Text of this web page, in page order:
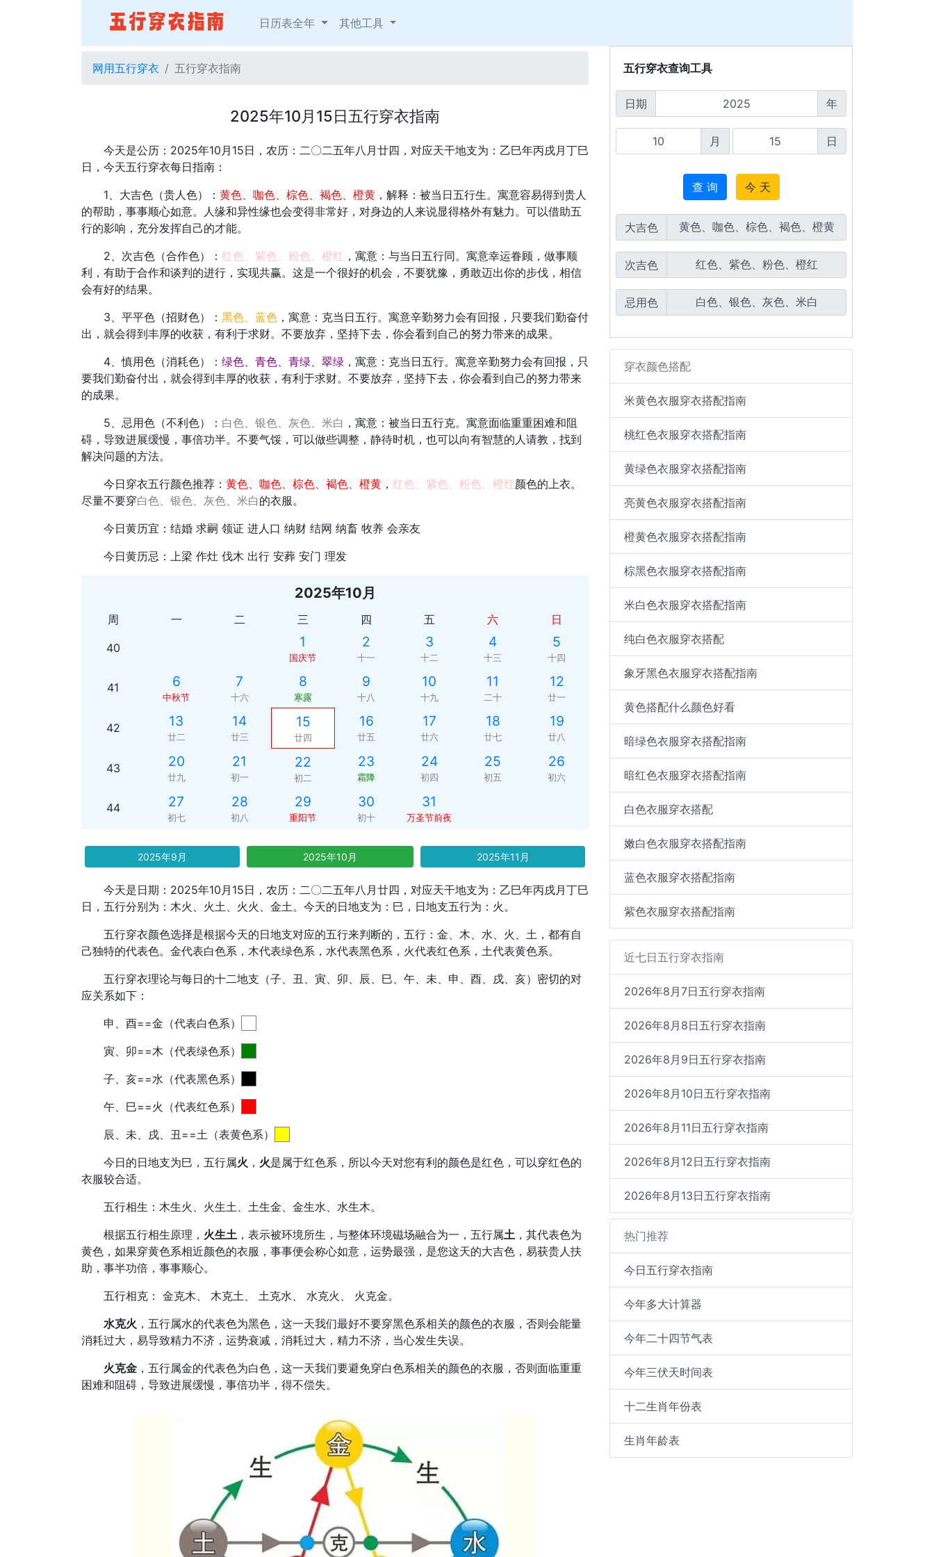
日历表全年 其他工具
网用五行穿衣 五行穿衣指南
2025年10月15日五行穿衣指南
今天是公历：2025年10月15日，农历：二〇二五年八月廿四，对应天干地支为：乙巳年丙戌月丁巳
日，今天五行穿衣每日指南：
1、大吉色（贵人色）： 黄色、咖色、棕色、褐色、橙黄 ，解释：被当日五行生。寓意容易得到贵人
的帮助，事事顺心如意。人缘和异性缘也会变得非常好，对身边的人来说显得格外有魅力。可以借助五
行的影响，充分发挥自己的才能。
2、次吉色（合作色）： 红色、紫色、粉色、橙红 ，寓意：与当日五行同。寓意幸运眷顾，做事顺
利，有助于合作和谈判的进行，实现共赢。这是一个很好的机会，不要犹豫，勇敢迈出你的步伐，相信
会有好的结果。
3、平平色（招财色）： 黑色、蓝色 ，寓意：克当日五行。寓意辛勤努力会有回报，只要我们勤奋付
出，就会得到丰厚的收获，有利于求财。不要放弃，坚持下去，你会看到自己的努力带来的成果。
4、慎用色（消耗色）： 绿色、青色、青绿、翠绿 ，寓意：克当日五行。寓意辛勤努力会有回报，只
要我们勤奋付出，就会得到丰厚的收获，有利于求财。不要放弃，坚持下去，你会看到自己的努力带来
的成果。
5、忌用色（不利色）： 白色、银色、灰色、米白 ，寓意：被当日五行克。寓意面临重重困难和阻
碍，导致进展缓慢，事倍功半。不要气馁，可以做些调整，静待时机，也可以向有智慧的人请教，找到
解决问题的方法。
今日穿衣五行颜色推荐： 黄色、咖色、棕色、褐色、橙黄 ， 红色、紫色、粉色、橙红颜色的上衣。
尽量不要穿白色、银色、灰色、米白 的衣服。
今日黄历宜：结婚 求嗣 领证 进人口 纳财 结网 纳畜 牧养 会亲友
今日黄历忌：上梁 作灶 伐木 出行 安葬 安门 理发
2025年10月
周 一 二 三 四 五 六 日
40 1
国庆节
2
十一
3
十二
4
十三
5
十四
41 6
中秋节
7
十六
8
寒露
9
十八
10
十九
11
二十
12
廿一
42 13
廿二
14
廿三
15
廿四
16
廿五
17
廿六
18
廿七
19
廿八
43 20
廿九
21
初一
22
初二
23
霜降
24
初四
25
初五
26
初六
44 27
初七
28
初八
29
重阳节
30
初十
31
万圣节前夜
2025年9月 2025年10月 2025年11月
今天是日期：2025年10月15日，农历：二〇二五年八月廿四，对应天干地支为：乙巳年丙戌月丁巳
日，五行分别为：木火、火土、火火、金土。今天的日地支为：巳，日地支五行为：火。
五行穿衣颜色选择是根据今天的日地支对应的五行来判断的，五行：金、木、水、火、土，都有自
己独特的代表色。金代表白色系，木代表绿色系，水代表黑色系，火代表红色系，土代表黄色系。
五行穿衣理论与每日的十二地支（子、丑、寅、卯、辰、巳、午、未、申、酉、戌、亥）密切的对
应关系如下：
申、酉==金（代表白色系）
寅、卯==木（代表绿色系）
子、亥==水（代表黑色系）
午、巳==火（代表红色系）
辰、未、戌、丑==土（表黄色系）
今日的日地支为巳，五行属火 ， 火是属于红色系，所以今天对您有利的颜色是红色，可以穿红色的
衣服较合适。
五行相生：木生火、火生土、土生金、金生水、水生木。
根据五行相生原理， 火生土 ，表示被环境所生，与整体环境磁场融合为一，五行属土 ，其代表色为
黄色，如果穿黄色系相近颜色的衣服，事事便会称心如意，运势最强，是您这天的大吉色，易获贵人扶
助，事半功倍，事事顺心。
五行相克： 金克木、 木克土、 土克水、 水克火、 火克金。
水克火 ，五行属水的代表色为黑色，这一天我们最好不要穿黑色系相关的颜色的衣服，否则会能量
消耗过大，易导致精力不济，运势衰减，消耗过大，精力不济，当心发生失误。
火克金 ，五行属金的代表色为白色，这一天我们要避免穿白色系相关的颜色的衣服，否则面临重重
困难和阻碍，导致进展缓慢，事倍功半，得不偿失。
五行穿衣查询工具
日期 年
月 日
查 询 今 天
大吉色
次吉色
忌用色
穿衣颜色搭配
米黄色衣服穿衣搭配指南
桃红色衣服穿衣搭配指南
黄绿色衣服穿衣搭配指南
亮黄色衣服穿衣搭配指南
橙黄色衣服穿衣搭配指南
棕黑色衣服穿衣搭配指南
米白色衣服穿衣搭配指南
纯白色衣服穿衣搭配
象牙黑色衣服穿衣搭配指南
黄色搭配什么颜色好看
暗绿色衣服穿衣搭配指南
暗红色衣服穿衣搭配指南
白色衣服穿衣搭配
嫩白色衣服穿衣搭配指南
蓝色衣服穿衣搭配指南
紫色衣服穿衣搭配指南
近七日五行穿衣指南
2026年8月7日五行穿衣指南
2026年8月8日五行穿衣指南
2026年8月9日五行穿衣指南
2026年8月10日五行穿衣指南
2026年8月11日五行穿衣指南
2026年8月12日五行穿衣指南
2026年8月13日五行穿衣指南
热门推荐
今日五行穿衣指南
今年多大计算器
今年二十四节气表
今年三伏天时间表
十二生肖年份表
生肖年龄表